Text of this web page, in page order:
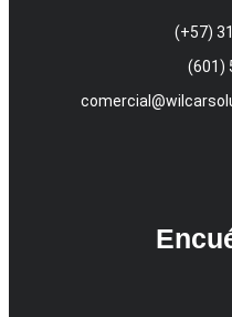
(+57)
(601)